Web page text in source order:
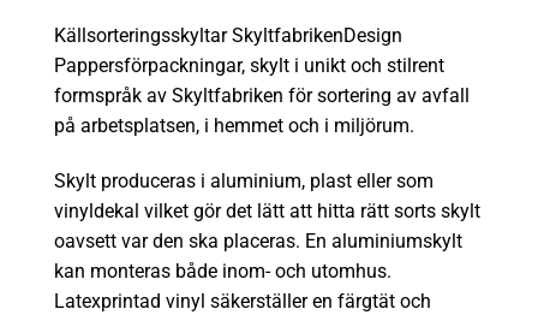
Källsorteringsskyltar SkyltfabrikenDesign
Pappersförpackningar, skylt i unikt och stilrent
formspråk av Skyltfabriken för sortering av avfall
på arbetsplatsen, i hemmet och i miljörum.
Skylt produceras i aluminium, plast eller som
vinyldekal vilket gör det lätt att hitta rätt sorts skylt
oavsett var den ska placeras. En aluminiumskylt
kan monteras både inom- och utomhus.
Latexprintad vinyl säkerställer en färgtät och